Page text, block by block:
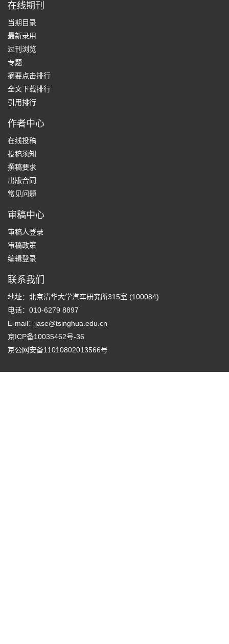
在线期刊
当期目录
最新录用
过刊浏览
专题
摘要点击排行
全文下载排行
引用排行
作者中心
在线投稿
投稿须知
撰稿要求
出版合同
常见问题
审稿中心
审稿人登录
审稿政策
编辑登录
联系我们
地址：北京清华大学汽车研究所315室 (100084)
电话：010-6279 8897
E-mail： jase@tsinghua.edu.cn
京ICP备10035462号-36
京公网安备11010802013566号